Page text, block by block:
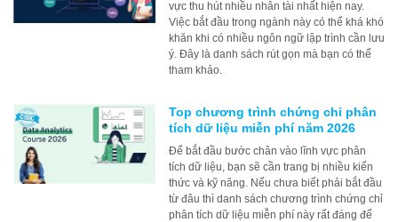
vực thu hút nhiều nhân tài nhất hiện nay.
Việc bắt đầu trong ngành này có thể khá khó
khăn khi có nhiều ngôn ngữ lập trình cần lưu
ý. Đây là danh sách rút gọn mà bạn có thể
tham khảo.
Top chương trình chứng chỉ phân
tích dữ liệu miễn phí năm 2026
Để bắt đầu bước chân vào lĩnh vực phân
tích dữ liệu, bạn sẽ cần trang bị nhiều kiến
thức và kỹ năng. Nếu chưa biết phải bắt đầu
từ đâu thì danh sách chương trình chứng chỉ
phân tích dữ liệu miễn phí này rất đáng để